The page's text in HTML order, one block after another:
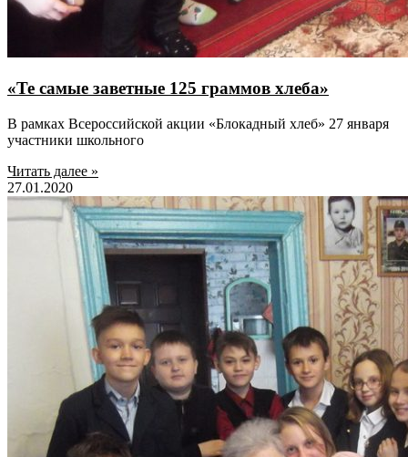
«Те самые заветные 125 граммов хлеба»
В рамках Всероссийской акции «Блокадный хлеб» 27 января
участники школьного
Читать далее »
27.01.2020